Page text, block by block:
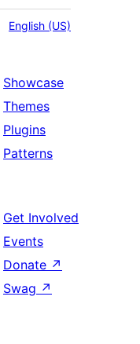
English (US)
Showcase
Themes
Plugins
Patterns
Get Involved
Events
Donate ↗
Swag ↗